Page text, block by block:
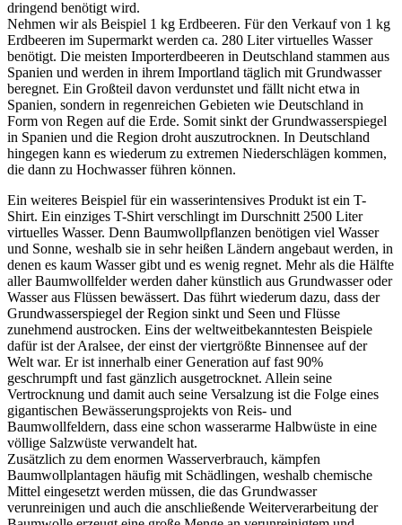
dringend benötigt wird.
Nehmen wir als Beispiel 1 kg Erdbeeren. Für den Verkauf von 1 kg
Erdbeeren im Supermarkt werden ca. 280 Liter virtuelles Wasser
benötigt. Die meisten Importerdbeeren in Deutschland stammen aus
Spanien und werden in ihrem Importland täglich mit Grundwasser
beregnet. Ein Großteil davon verdunstet und fällt nicht etwa in
Spanien, sondern in regenreichen Gebieten wie Deutschland in
Form von Regen auf die Erde. Somit sinkt der Grundwasserspiegel
in Spanien und die Region droht auszutrocknen. In Deutschland
hingegen kann es wiederum zu extremen Niederschlägen kommen,
die dann zu Hochwasser führen können.
Ein weiteres Beispiel für ein wasserintensives Produkt ist ein T-
Shirt. Ein einziges T-Shirt verschlingt im Durschnitt 2500 Liter
virtuelles Wasser. Denn Baumwollpflanzen benötigen viel Wasser
und Sonne, weshalb sie in sehr heißen Ländern angebaut werden, in
denen es kaum Wasser gibt und es wenig regnet. Mehr als die Hälfte
aller Baumwollfelder werden daher künstlich aus Grundwasser oder
Wasser aus Flüssen bewässert. Das führt wiederum dazu, dass der
Grundwasserspiegel der Region sinkt und Seen und Flüsse
zunehmend austrocken. Eins der weltweitbekanntesten Beispiele
dafür ist der Aralsee, der einst der viertgrößte Binnensee auf der
Welt war. Er ist innerhalb einer Generation auf fast 90%
geschrumpft und fast gänzlich ausgetrocknet. Allein seine
Vertrocknung und damit auch seine Versalzung ist die Folge eines
gigantischen Bewässerungsprojekts von Reis- und
Baumwollfeldern, dass eine schon wasserarme Halbwüste in eine
völlige Salzwüste verwandelt hat.
Zusätzlich zu dem enormen Wasserverbrauch, kämpfen
Baumwollplantagen häufig mit Schädlingen, weshalb chemische
Mittel eingesetzt werden müssen, die das Grundwasser
verunreinigen und auch die anschließende Weiterverarbeitung der